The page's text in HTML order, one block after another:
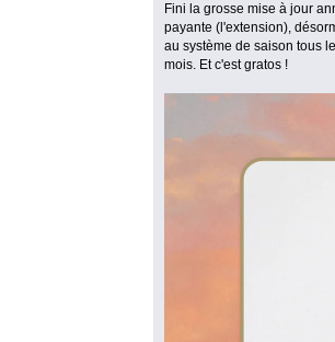
Fini la grosse mise à jour
payante (l'extension),
au système de saison tous
mois. Et c'est gratos !